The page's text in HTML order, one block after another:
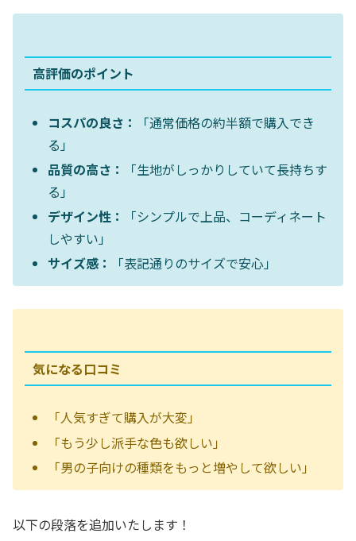
高評価のポイント
コスパの良さ：
「通常価格の約半額で購入でき
る」
品質の高さ：
「生地がしっかりしていて長持ちす
る」
デザイン性：
「シンプルで上品、コーディネート
しやすい」
サイズ感：
「表記通りのサイズで安心」
気になる口コミ
「人気すぎて購入が大変」
「もう少し派手な色も欲しい」
「男の子向けの種類をもっと増やして欲しい」
以下の段落を追加いたします！